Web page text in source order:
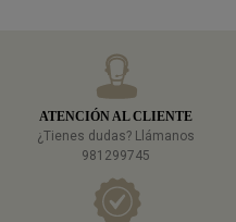
ATENCIÓN AL CLIENTE
¿Tienes dudas? Llámanos
981299745